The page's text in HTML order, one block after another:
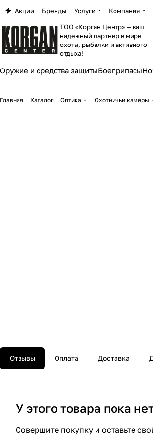
Акции Бренды Услуги Компания
ТОО «Корган Центр» — ваш
надежный партнер в мире
охоты, рыбалки и активного
отдыха!
Оружие и средства защитыБоеприпасы
Главная Каталог Оптика Охотничьи камеры
Отзывы Оплата Доставка
У этого товара пока
Совершите покупку и оставьте